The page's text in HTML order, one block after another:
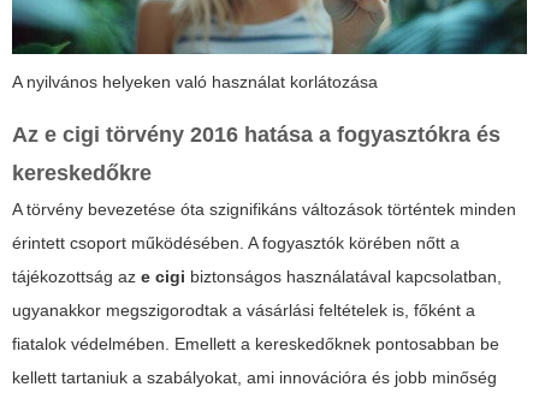
A nyilvános helyeken való használat korlátozása
Az e cigi törvény 2016 hatása a fogyasztókra és
kereskedőkre
A törvény bevezetése óta szignifikáns változások történtek minden
érintett csoport működésében. A fogyasztók körében nőtt a
tájékozottság az e cigi biztonságos használatával kapcsolatban,
ugyanakkor megszigorodtak a vásárlási feltételek is, főként a
fiatalok védelmében. Emellett a kereskedőknek pontosabban be
kellett tartaniuk a szabályokat, ami innovációra és jobb minőség